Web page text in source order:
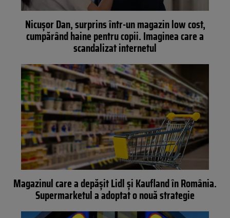
Nicușor Dan, surprins într-un magazin low cost,
cumpărând haine pentru copii. Imaginea care a
scandalizat internetul
Magazinul care a depășit Lidl și Kaufland în România.
Supermarketul a adoptat o nouă strategie